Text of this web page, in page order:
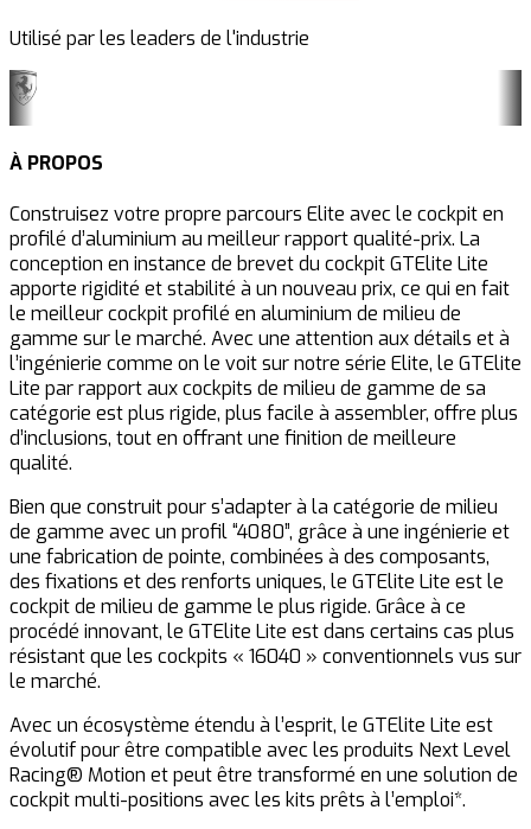
Utilisé par les leaders de l'industrie
À PROPOS
Construisez votre propre parcours Elite avec le cockpit en
profilé d’aluminium au meilleur rapport qualité-prix. La
conception en instance de brevet du cockpit GTElite Lite
apporte rigidité et stabilité à un nouveau prix, ce qui en fait
le meilleur cockpit profilé en aluminium de milieu de
gamme sur le marché. Avec une attention aux détails et à
l’ingénierie comme on le voit sur notre série Elite, le GTElite
Lite par rapport aux cockpits de milieu de gamme de sa
catégorie est plus rigide, plus facile à assembler, offre plus
d’inclusions, tout en offrant une finition de meilleure
qualité.
Bien que construit pour s’adapter à la catégorie de milieu
de gamme avec un profil “4080”, grâce à une ingénierie et
une fabrication de pointe, combinées à des composants,
des fixations et des renforts uniques, le GTElite Lite est le
cockpit de milieu de gamme le plus rigide. Grâce à ce
procédé innovant, le GTElite Lite est dans certains cas plus
résistant que les cockpits « 16040 » conventionnels vus sur
le marché.
Avec un écosystème étendu à l’esprit, le GTElite Lite est
évolutif pour être compatible avec les produits Next Level
Racing® Motion et peut être transformé en une solution de
cockpit multi-positions avec les kits prêts à l’emploi*.